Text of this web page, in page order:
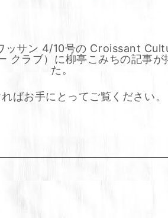
ッサン 4/10号の Croissant
クラブ）に柳亭こみちの記事が
た。
ばお手にとってご覧ください。